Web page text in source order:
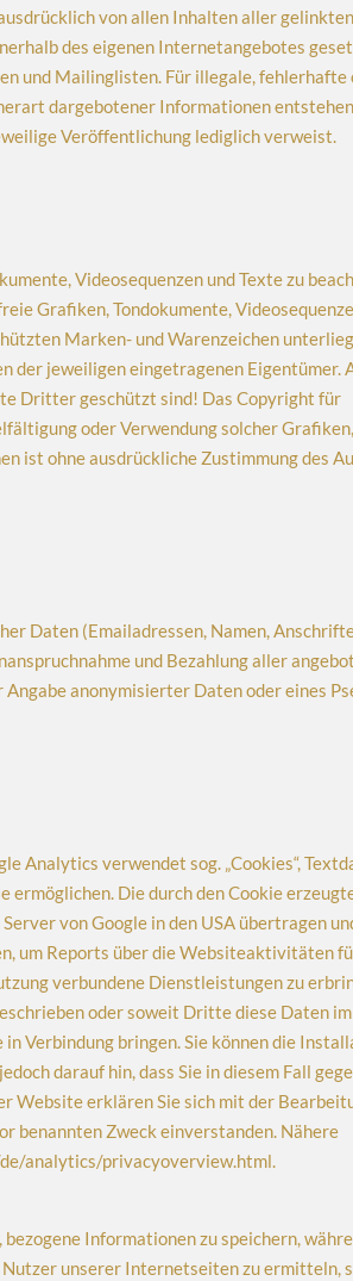
von allen Inhalten aller gelinkten
des eigenen Internetangebotes
und Mailinglisten. Für illegale, fehlerhafte
dargebotener Informationen
Veröffentlichung lediglich verweist.
Videosequenzen und Texte zu
Grafiken, Tondokumente,
Marken- und Warenzeichen
der jeweiligen eingetragenen Eigentümer.
Dritter geschützt sind! Das Copyright für
oder Verwendung solcher Grafiken,
ist ohne ausdrückliche Zustimmung des
Daten (Emailadressen, Namen,
und Bezahlung aller
anonymisierter Daten oder eines
Analytics verwendet sog. „Cookies“,
ermöglichen. Die durch den Cookie
von Google in den USA übertragen
um Reports über die Websiteaktivitäten
verbundene Dienstleistungen zu
oder soweit Dritte diese Daten
Verbindung bringen. Sie können die
darauf hin, dass Sie in diesem Fall
Website erklären Sie sich mit der
benannten Zweck einverstanden. Nähere
analytics/privacyoverview.html.
Informationen zu speichern,
Nutzer unserer Internetseiten zu ermitteln,